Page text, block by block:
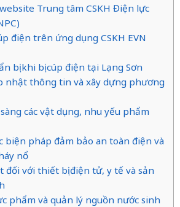
Trung tâm CSKH Điện lực
điện trên ứng dụng CSKH EVN
bị khi bị cúp điện tại Lạng Sơn
nhật thông tin và xây dựng phương
các vật dụng, nhu yếu phẩm
biện pháp đảm bảo an toàn điện và
nổ
đối với thiết bị điện tử, y tế và sản
phẩm và quản lý nguồn nước sinh